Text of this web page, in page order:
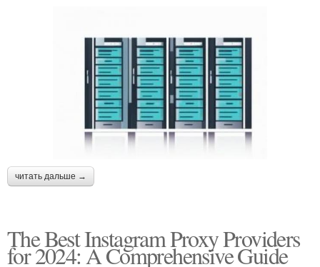
читать дальше →
The Best Instagram Proxy Providers
for 2024: A Comprehensive Guide